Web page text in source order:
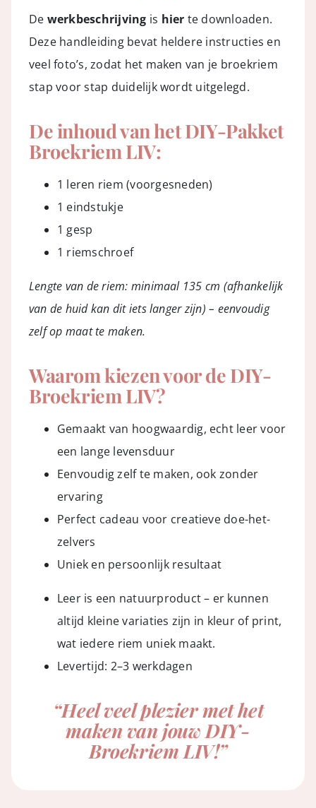
De werkbeschrijving is hier te downloaden.
Deze handleiding bevat heldere instructies en
veel foto’s, zodat het maken van je broekriem
stap voor stap duidelijk wordt uitgelegd.
De inhoud van het DIY-Pakket
Broekriem LIV:
1 leren riem (voorgesneden)
1 eindstukje
1 gesp
1 riemschroef
Lengte van de riem: minimaal 135 cm (afhankelijk
van de huid kan dit iets langer zijn) – eenvoudig
zelf op maat te maken.
Waarom kiezen voor de DIY-
Broekriem LIV?
Gemaakt van hoogwaardig, echt leer voor
een lange levensduur
Eenvoudig zelf te maken, ook zonder
ervaring
Perfect cadeau voor creatieve doe-het-
zelvers
Uniek en persoonlijk resultaat
Leer is een natuurproduct – er kunnen
altijd kleine variaties zijn in kleur of print,
wat iedere riem uniek maakt.
Levertijd: 2–3 werkdagen
“Heel veel plezier met het
maken van jouw DIY-
Broekriem LIV!”